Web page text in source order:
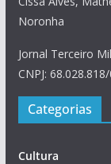
Noronha
Jornal Terceiro
CNPJ:
Categorias
Cultura